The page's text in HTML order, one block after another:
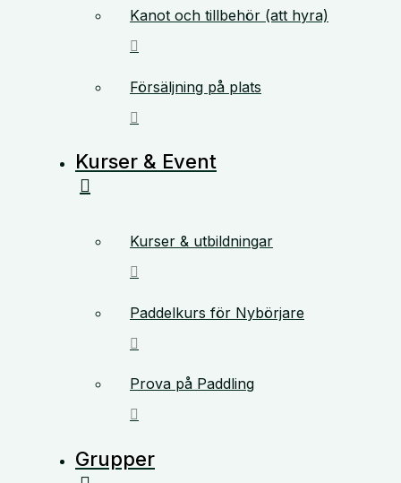
Kanot och tillbehör (att hyra)
Försäljning på plats
Kurser & Event
Kurser & utbildningar
Paddelkurs för Nybörjare
Prova på Paddling
Grupper